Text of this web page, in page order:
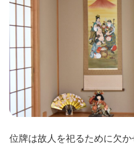
位牌は故人を祀るために欠か